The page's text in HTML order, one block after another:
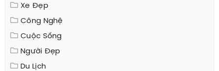
Xe Đẹp
Công Nghệ
Cuộc Sống
Người Đẹp
Du Lịch